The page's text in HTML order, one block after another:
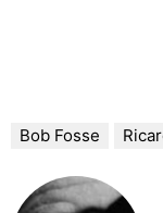
Bob Fosse